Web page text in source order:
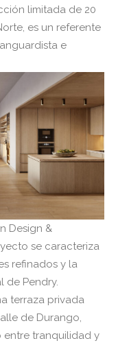
limitada de 20
es un referente
e
Design &
se caracteriza
refinados y la
de Pendry.
terraza privada
de Durango,
entre tranquilidad y